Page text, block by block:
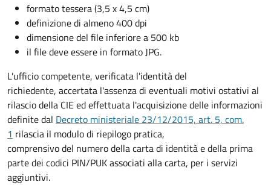
formato tessera (3,5 x 4,5 cm)
definizione di almeno 400 dpi
dimensione del file inferiore a 500 kb
il file deve essere in formato JPG.
L'ufficio competente, verificata l'identità del
richiedente, accertata l'assenza di eventuali motivi ostativi al
rilascio della CIE ed effettuata l'acquisizione delle informazioni
definite dal Decreto ministeriale 23/12/2015, art. 5, com.
1 rilascia il modulo di riepilogo pratica,
comprensivo del numero della carta di identità e della prima
parte dei codici PIN/PUK associati alla carta, per i servizi
aggiuntivi.